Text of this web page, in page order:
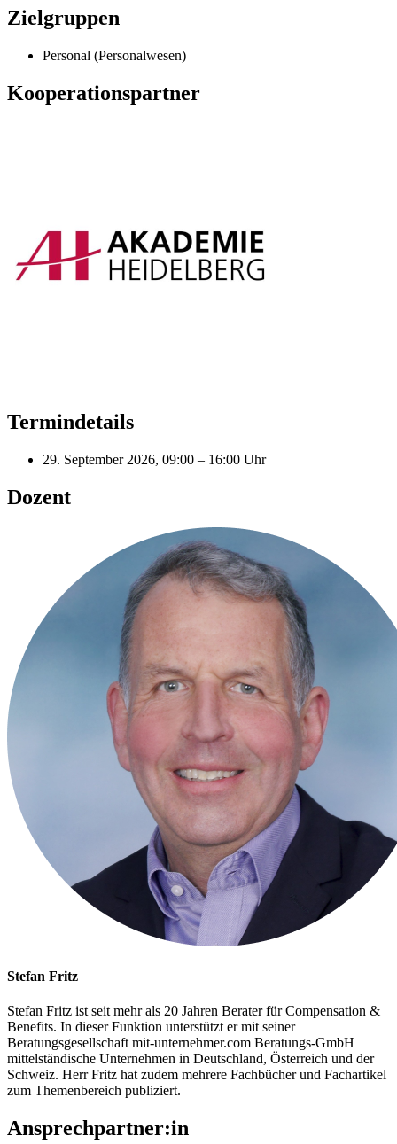
Zielgruppen
Personal (Personalwesen)
Kooperationspartner
Termindetails
29. September 2026, 09:00 – 16:00 Uhr
Dozent
Stefan Fritz
Stefan Fritz ist seit mehr als 20 Jahren Berater für Compensation &
Benefits. In dieser Funktion unterstützt er mit seiner
Beratungsgesellschaft mit-unternehmer.com Beratungs-GmbH
mittelständische Unternehmen in Deutschland, Österreich und der
Schweiz. Herr Fritz hat zudem mehrere Fachbücher und Fachartikel
zum Themenbereich publiziert.
Ansprechpartner:in